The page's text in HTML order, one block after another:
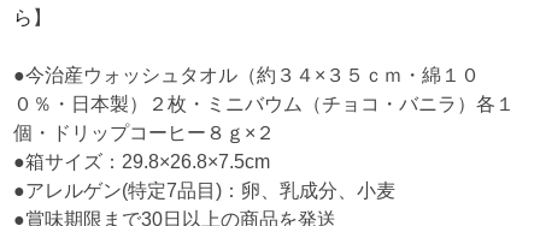
ら 】
●今治産ウォッシュタオル（約３４×３５ｃｍ・綿１０
０％・日本製）２枚・ミニバウム（チョコ・バニラ）各１
個・ドリップコーヒー８ｇ×２
●箱サイズ：29.8×26.8×7.5cm
●アレルゲン(特定7品目)：卵、乳成分、小麦
●賞味期限まで30日以上の商品を発送